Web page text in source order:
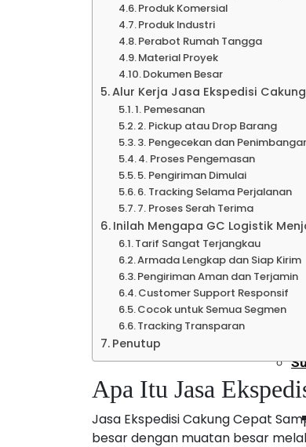
Produk Komersial
Produk Industri
Perabot Rumah Tangga
Material Proyek
Dokumen Besar
Alur Kerja Jasa Ekspedisi
1. Pemesanan
2. Pickup atau Drop Barang
3. Pengecekan dan
4. Proses Pengemasan
5. Pengiriman Dimulai
6. Tracking Selama Perjalanan
7. Proses Serah Terima
Inilah Mengapa GC Logistik
Tarif Sangat Terjangkau
Armada Lengkap dan Siap Kirim
Pengiriman Aman dan Terjamin
Customer Support Responsif
Cocok untuk Semua Segmen
Tracking Transparan
Penutup
Apa Itu Jasa
Jasa Ekspedisi Cakung Cepat
besar dengan muatan besar